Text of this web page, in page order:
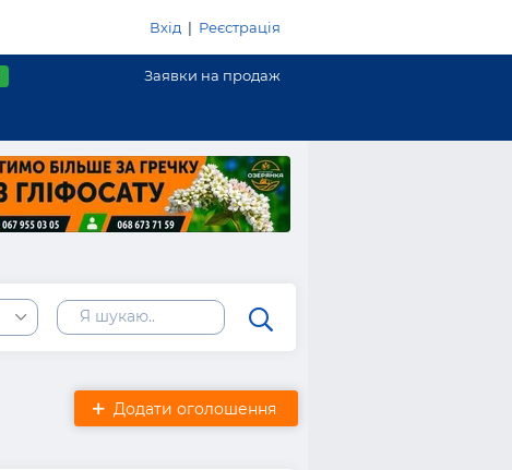
Вхід | Реєстрація
Заявки на продаж
Додати оголошення